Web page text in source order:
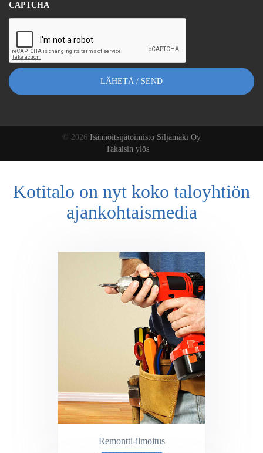
CAPTCHA
© 2026 Isännöitsijätoimisto Siljamäki Oy
Takaisin ylös
Kotitalo on nyt koko taloyhtiön
ajankohtaismedia
Remontti-ilmoitus